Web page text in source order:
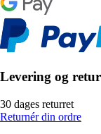
Levering og retur
30 dages returret
Returnér din ordre